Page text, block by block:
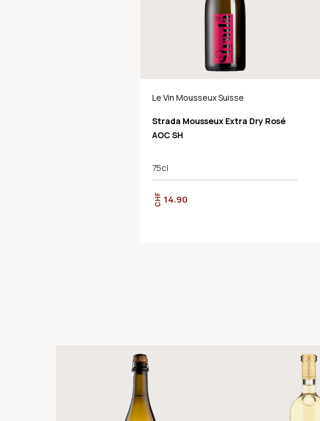
Le Vin Mousseux Suisse
Strada Mousseux Extra Dry Rosé
AOC SH
75cl
CHF 14.90